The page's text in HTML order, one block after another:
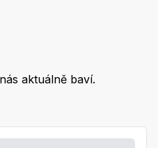
aktuálně baví.